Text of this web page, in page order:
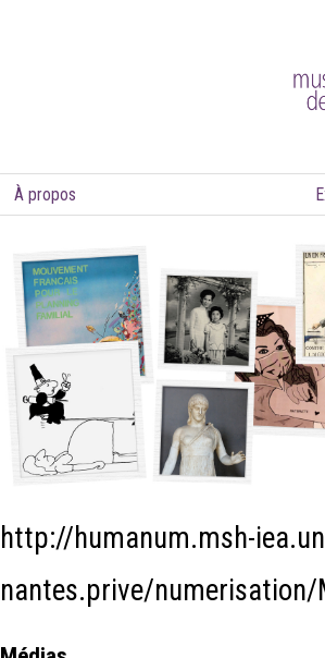
À propos
http://humanum.msh-
nantes.prive/numerisation/